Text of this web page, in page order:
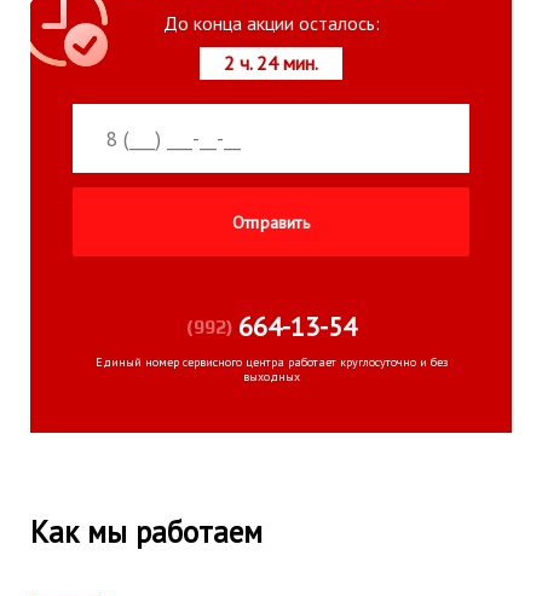
До конца акции осталось:
2 ч. 24 мин.
(992) 664-13-54
Единый номер сервисного центра работает круглосуточно и без
выходных
Как мы работаем